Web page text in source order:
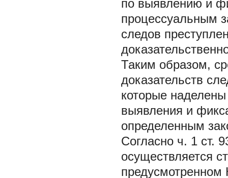
по выявлению и
процессуальным
следов
Таким образом,
доказательств
которые
выявления и
определенным
Согласно ч. 1 ст.
осуществляется
предусмотренном